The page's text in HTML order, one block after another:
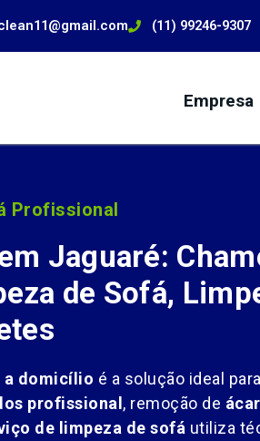
(11) 99246-9307
Empresa
Profissional
Jaguaré:
de Sofá,
a domicílio é a solução ideal
profissional, remoção de
de limpeza de sofá utiliza